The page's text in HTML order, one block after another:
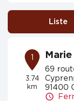
Liste
1
3.74
km
69
91400